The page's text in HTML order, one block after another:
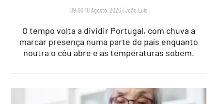
09:00 10 Agosto, 2026 |João Luís
O tempo volta a dividir Portugal, com chuva a
marcar presença numa parte do país enquanto
noutra o céu abre e as temperaturas sobem.